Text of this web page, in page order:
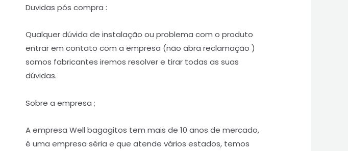
Duvidas pós compra :
Qualquer dúvida de instalação ou problema com o produto
entrar em contato com a empresa (não abra reclamação )
somos fabricantes iremos resolver e tirar todas as suas
dúvidas.
Sobre a empresa ;
A empresa Well bagagitos tem mais de 10 anos de mercado,
é uma empresa séria e que atende vários estados, temos